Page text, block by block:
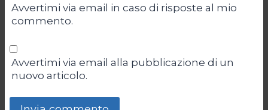
Avvertimi via email in caso di risposte al mio
commento.
Avvertimi via email alla pubblicazione di un
nuovo articolo.